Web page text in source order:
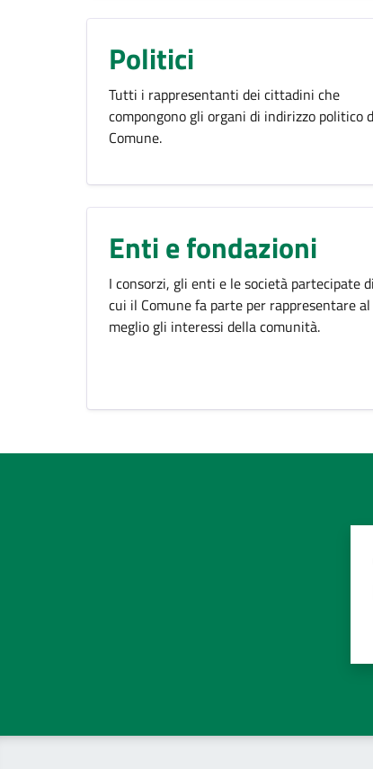
Politici
Tutti i rappresentanti dei cittadini che
compongono gli organi di indirizzo politico
Comune.
Enti e fondazioni
I consorzi, gli enti e le società partecipate di
cui il Comune fa parte per rappresentare al
meglio gli interessi della comunità.